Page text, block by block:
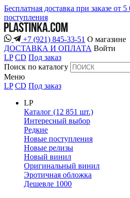
Бесплатная доставка при заказе от 5
поступления
+7 (921) 845-33-51 О магазине
ДОСТАВКА И ОПЛАТА Войти
LP CD Под заказ
Поиск по каталогу
Меню
LP CD Под заказ
LP
Каталог (12 851 шт.)
Интересный выбор
Редкие
Новые поступления
Новые релизы
Новый винил
Оригинальный винил
Эротичная обложка
Дешевле 1000